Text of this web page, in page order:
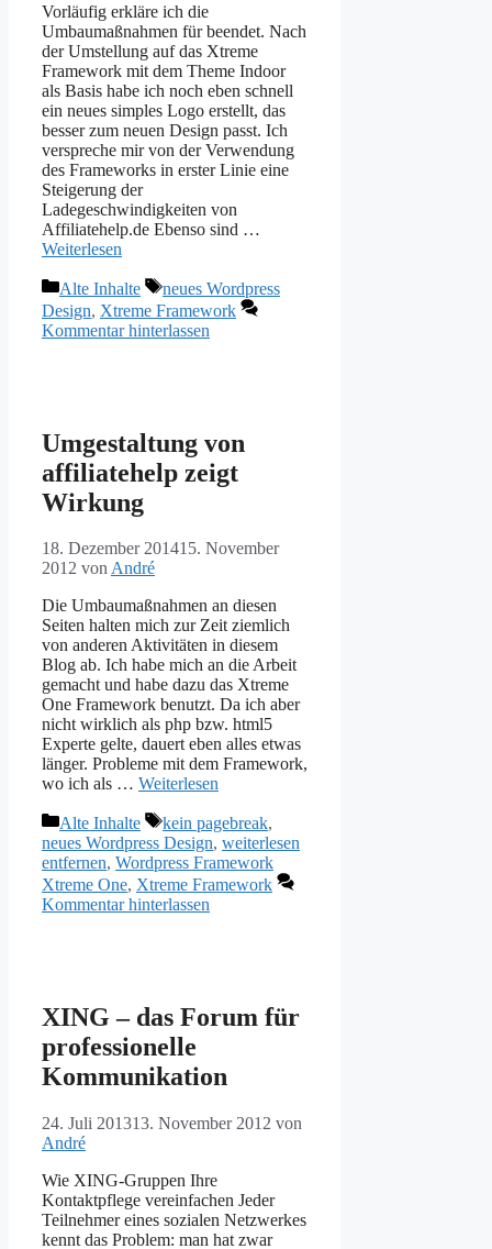
Vorläufig erkläre ich die
Umbaumaßnahmen für beendet. Nach
der Umstellung auf das Xtreme
Framework mit dem Theme Indoor
als Basis habe ich noch eben schnell
ein neues simples Logo erstellt, das
besser zum neuen Design passt. Ich
verspreche mir von der Verwendung
des Frameworks in erster Linie eine
Steigerung der
Ladegeschwindigkeiten von
Affiliatehelp.de Ebenso sind …
Weiterlesen
Kategorien
Alte Inhalte Schlagwörter
neues Wordpress
Design, Xtreme Framework
Kommentar hinterlassen
Umgestaltung von
affiliatehelp zeigt
Wirkung
18. Dezember 201415. November
2012 vonAndré
Die Umbaumaßnahmen an diesen
Seiten halten mich zur Zeit ziemlich
von anderen Aktivitäten in diesem
Blog ab. Ich habe mich an die Arbeit
gemacht und habe dazu das Xtreme
One Framework benutzt. Da ich aber
nicht wirklich als php bzw. html5
Experte gelte, dauert eben alles etwas
länger. Probleme mit dem Framework,
wo ich als … Weiterlesen
Kategorien
Alte Inhalte Schlagwörter
kein pagebreak,
neues Wordpress Design, weiterlesen
entfernen, Wordpress Framework
Xtreme One, Xtreme Framework
Kommentar hinterlassen
XING – das Forum für
professionelle
Kommunikation
24. Juli 201313. November 2012 von
André
Wie XING-Gruppen Ihre
Kontaktpflege vereinfachen Jeder
Teilnehmer eines sozialen Netzwerkes
kennt das Problem: man hat zwar